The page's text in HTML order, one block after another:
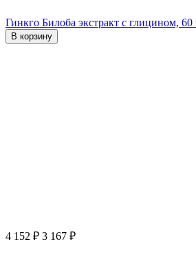
Гинкго Билоба экстракт с глицином,
В корзину
4 152 ₽ 3 167 ₽